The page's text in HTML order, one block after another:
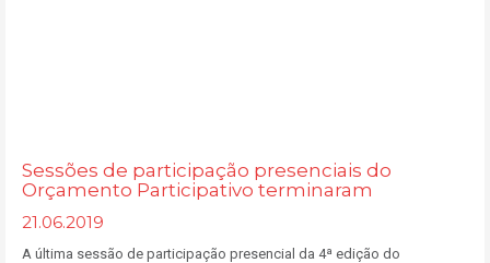
Sessões de participação presenciais do
Orçamento Participativo terminaram
21.06.2019
A última sessão de participação presencial da 4ª edição do